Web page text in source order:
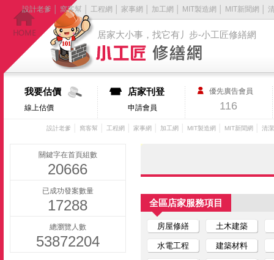
居家大小事，找它有丿步-小工匠修繕網
設計老爹 窩客幫 工程網 家事網 加工網 MIT製造網 MIT新聞網
我要估價
線上估價
店家刊登
申請會員
優先廣告會員
116
設計老爹 窩客幫 工程網 家事網 加工網 MIT製造網 MIT新聞網 清
關鍵字在首頁組數
20666
已成功發案數量
17288
總瀏覽人數
53872204
全區店家服務項目
房屋修繕 土木建築
水電工程 建築材料